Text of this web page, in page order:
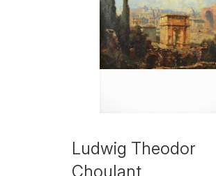
Ludwig Theodor
Choulant